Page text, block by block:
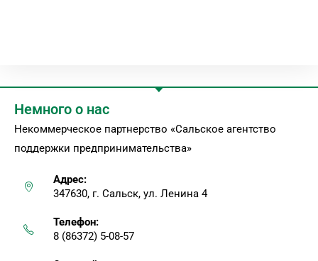
Немного о нас
Некоммерческое партнерство «Сальское агентство
поддержки предпринимательства»
Адрес:
347630, г. Сальск, ул. Ленина 4
Телефон:
8 (86372) 5-08-57